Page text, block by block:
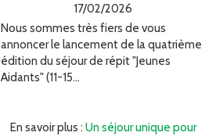
17/02/2026
Nous sommes très fiers de vous
annoncer le lancement de la quatrième
édition du séjour de répit "Jeunes
Aidants" (11-15...
En savoir plus : Un séjour unique pour